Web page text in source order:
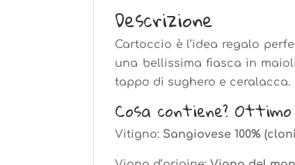
Descrizione
Cartoccio è l’idea regalo
una bellissima fiasca in
tappo di sughero e ceralacca.
Cosa contiene?
Vitigno: Sangiovese 100%